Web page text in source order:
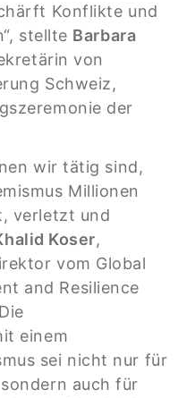
Konflikte und
stellte Barbara
von
Schweiz,
der
wir tätig sind,
Millionen
verletzt und
Koser,
vom Global
and Resilience
einem
sei nicht nur für
auch für